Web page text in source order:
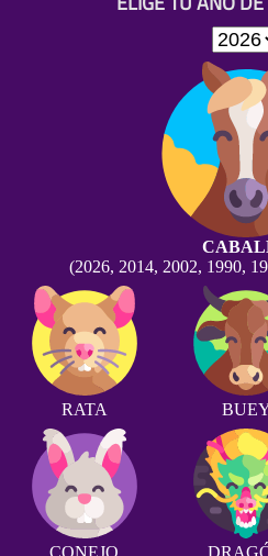
(2026, 2014, 2002, 1990,
RATA
CONEJO